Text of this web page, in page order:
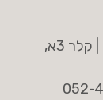
: פינסקי 51א | קלר 3א,
052-